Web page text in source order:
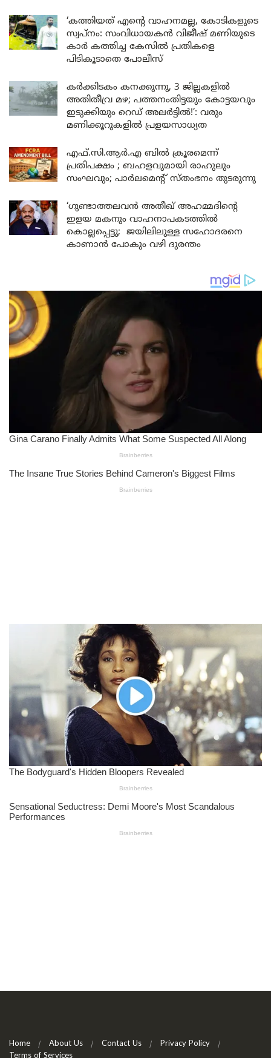
‘കത്തിയത് എന്റെ വാഹനമല്ല, കോടികളുടെ
സ്വപ്നം: സംവിധായകൻ വിജീഷ് മണിയുടെ
കാർ കത്തിച്ച കേസിൽ പ്രതികളെ
പിടികൂടാതെ പോലീസ്
കർക്കിടകം കനക്കുന്നു, 3 ജില്ലകളിൽ
അതിതീവ്ര മഴ; പത്തനംതിട്ടയും കോട്ടയവും
ഇടുക്കിയും റെഡ് അലർട്ടിൽ!’: വരും
മണിക്കൂറുകളിൽ പ്രളയസാധ്യത
എഫ്.സി.ആർ.എ ബിൽ ക്രൂരമെന്ന്
പ്രതിപക്ഷം ; ബഹളവുമായി രാഹുലും
സംഘവും; പാർലമെന്റ് സ്തംഭനം തുടരുന്നു
‘ഗുണ്ടാത്തലവൻ അതീഖ് അഹമ്മദിന്റെ
ഇളയ മകനും വാഹനാപകടത്തിൽ
കൊല്ലപ്പെട്ടു; ജയിലിലുള്ള സഹോദരനെ
കാണാൻ പോകും വഴി ദുരന്തം
Home About Us Contact Us
Privacy Policy